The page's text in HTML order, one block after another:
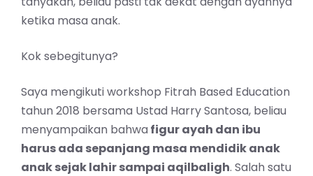
ketika masa anak.
Kok sebegitunya?
Saya mengikuti workshop Fitrah Based Education
tahun 2018 bersama Ustad Harry Santosa, beliau
menyampaikan bahwa figurayah dan ibu
harus ada sepanjang masa mendidik anak
anak sejak lahir sampai aqilbaligh. Salah satu